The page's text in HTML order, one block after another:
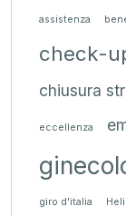
assistenza
check-
chiusura
eccellenza
giro d'italia